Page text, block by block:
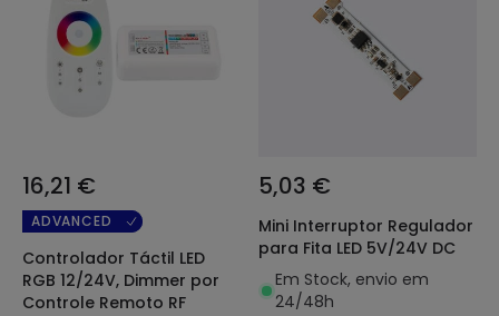
16,21 €
ADVANCED
Controlador Táctil LED
RGB 12/24V, Dimmer por
Controle Remoto RF
5,03 €
Mini Interruptor Regulador
para Fita LED 5V/24V DC
Em Stock, envio em
24/48h